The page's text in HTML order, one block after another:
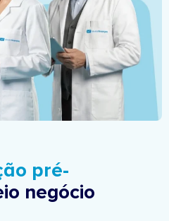
pré-
negócio